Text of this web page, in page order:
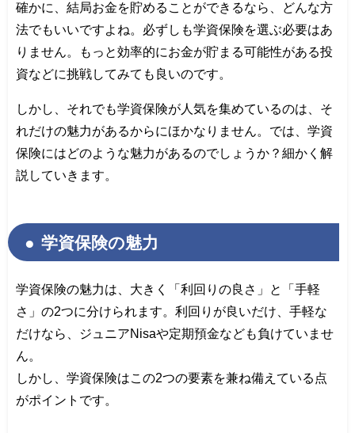
確かに、結局お金を貯めることができるなら、どんな方
法でもいいですよね。必ずしも学資保険を選ぶ必要はあ
りません。もっと効率的にお金が貯まる可能性がある投
資などに挑戦してみても良いのです。
しかし、それでも学資保険が人気を集めているのは、そ
れだけの魅力があるからにほかなりません。では、学資
保険にはどのような魅力があるのでしょうか？細かく解
説していきます。
学資保険の魅力
学資保険の魅力は、大きく「利回りの良さ」と「手軽
さ」の2つに分けられます。利回りが良いだけ、手軽な
だけなら、ジュニアNisaや定期預金なども負けていませ
ん。
しかし、学資保険はこの2つの要素を兼ね備えている点
がポイントです。